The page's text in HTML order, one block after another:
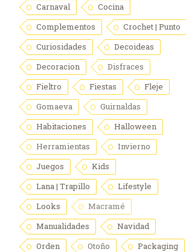
Carnaval
Cocina
Complementos
Crochet | Punto
Curiosidades
Decoideas
Decoracion
Disfraces
Fieltro
Fiestas
Fleje
Gomaeva
Guirnaldas
Habitaciones
Halloween
Herramientas
Invierno
Juegos
Kids
Lana | Trapillo
Lifestyle
Looks
Macramé
Manualidades
Navidad
Orden
Otoño
Packaging